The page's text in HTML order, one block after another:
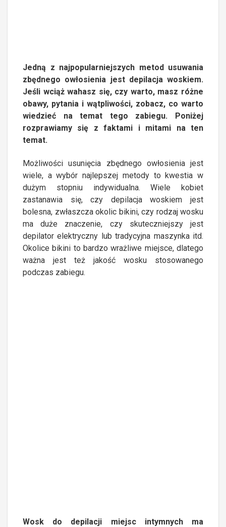
Jedną z najpopularniejszych metod usuwania
zbędnego owłosienia jest depilacja woskiem.
Jeśli wciąż wahasz się, czy warto, masz różne
obawy, pytania i wątpliwości, zobacz, co warto
wiedzieć na temat tego zabiegu. Poniżej
rozprawiamy się z faktami i mitami na ten
temat.
Możliwości usunięcia zbędnego owłosienia jest
wiele, a wybór najlepszej metody to kwestia w
dużym stopniu indywidualna. Wiele kobiet
zastanawia się, czy depilacja woskiem jest
bolesna, zwłaszcza okolic bikini, czy rodzaj wosku
ma duże znaczenie, czy skuteczniejszy jest
depilator elektryczny lub tradycyjna maszynka itd.
Okolice bikini to bardzo wrażliwe miejsce, dlatego
ważna jest też jakość wosku stosowanego
podczas zabiegu.
Wosk do depilacji miejsc intymnych ma